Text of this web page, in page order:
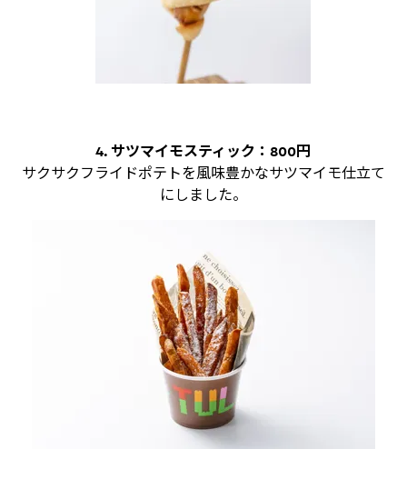
4. サツマイモスティック：800円
サクサクフライドポテトを風味豊かなサツマイモ仕立て
にしました。